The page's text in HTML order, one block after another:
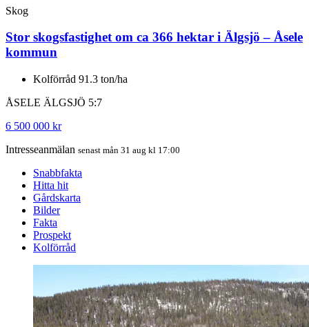
Skog
Stor skogsfastighet om ca 366 hektar i Älgsjö – Åsele
kommun
Kolförråd 91.3 ton/ha
ÅSELE ÄLGSJÖ 5:7
6 500 000 kr
Intresseanmälan senast mån 31 aug kl 17:00
Snabbfakta
Hitta hit
Gårdskarta
Bilder
Fakta
Prospekt
Kolförråd